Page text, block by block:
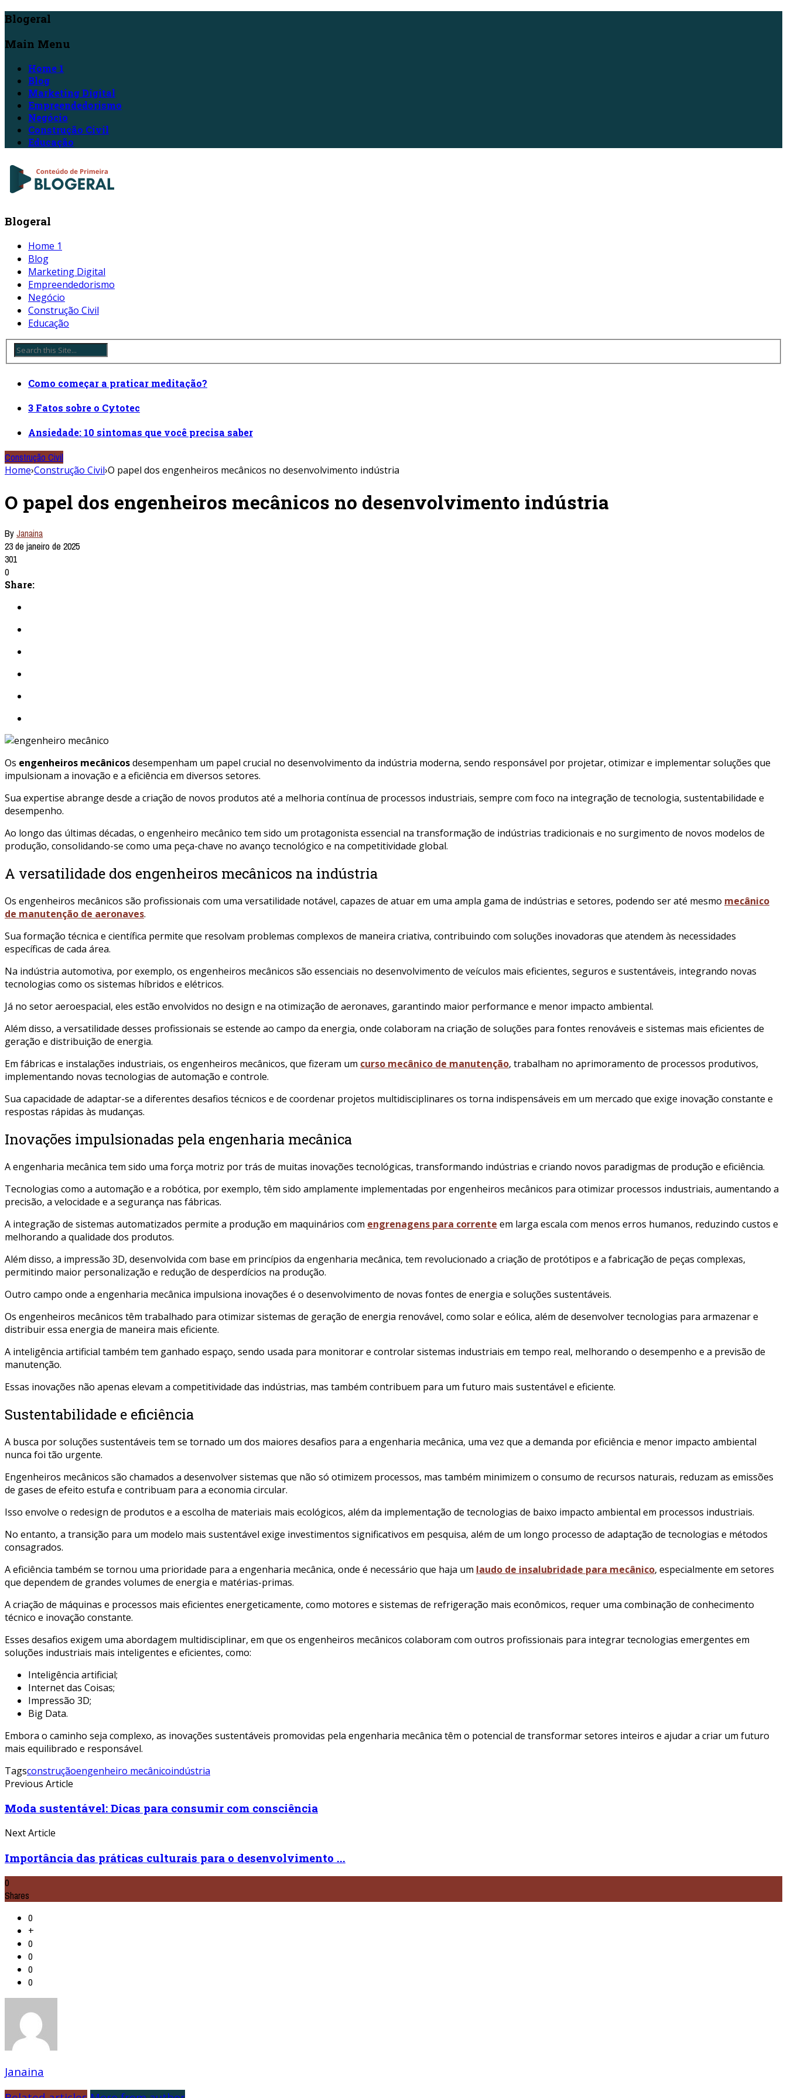
Blogeral
Main Menu
Home 1
Blog
Marketing Digital
Empreendedorismo
Negócio
Construção Civil
Educação
Blogeral
Home 1
Blog
Marketing Digital
Empreendedorismo
Negócio
Construção Civil
Educação
Como começar a praticar meditação?
3 Fatos sobre o Cytotec
Ansiedade: 10 sintomas que você precisa saber
Construção Civil
Home›Construção Civil›O papel dos engenheiros mecânicos no desenvolvimento indústria
O papel dos engenheiros mecânicos no desenvolvimento indústria
ByJanaina
23 de janeiro de 2025
301
0
Share:
Os engenheiros mecânicosdesempenham um papel crucial no desenvolvimento da indústria moderna, sendo responsável por projetar, otimizar e implementar soluções que
impulsionam a inovação e a eficiência em diversos setores.
Sua expertise abrange desde a criação de novos produtos até a melhoria contínua de processos industriais, sempre com foco na integração de tecnologia, sustentabilidade e
desempenho.
Ao longo das últimas décadas, o engenheiro mecânico tem sido um protagonista essencial na transformação de indústrias tradicionais e no surgimento de novos modelos de
produção, consolidando-se como uma peça-chave no avanço tecnológico e na competitividade global.
A versatilidade dos engenheiros mecânicos na indústria
Os engenheiros mecânicos são profissionais com uma versatilidade notável, capazes de atuar em uma ampla gama de indústrias e setores, podendo ser até mesmo mecânico
de manutenção de aeronaves.
Sua formação técnica e científica permite que resolvam problemas complexos de maneira criativa, contribuindo com soluções inovadoras que atendem às necessidades
específicas de cada área.
Na indústria automotiva, por exemplo, os engenheiros mecânicos são essenciais no desenvolvimento de veículos mais eficientes, seguros e sustentáveis, integrando novas
tecnologias como os sistemas híbridos e elétricos.
Já no setor aeroespacial, eles estão envolvidos no design e na otimização de aeronaves, garantindo maior performance e menor impacto ambiental.
Além disso, a versatilidade desses profissionais se estende ao campo da energia, onde colaboram na criação de soluções para fontes renováveis e sistemas mais eficientes de
geração e distribuição de energia.
Em fábricas e instalações industriais, os engenheiros mecânicos, que fizeram um curso mecânico de manutenção, trabalham no aprimoramento de processos produtivos,
implementando novas tecnologias de automação e controle.
Sua capacidade de adaptar-se a diferentes desafios técnicos e de coordenar projetos multidisciplinares os torna indispensáveis em um mercado que exige inovação constante e
respostas rápidas às mudanças.
Inovações impulsionadas pela engenharia mecânica
A engenharia mecânica tem sido uma força motriz por trás de muitas inovações tecnológicas, transformando indústrias e criando novos paradigmas de produção e eficiência.
Tecnologias como a automação e a robótica, por exemplo, têm sido amplamente implementadas por engenheiros mecânicos para otimizar processos industriais, aumentando a
precisão, a velocidade e a segurança nas fábricas.
A integração de sistemas automatizados permite a produção em maquinários com engrenagens para corrente em larga escala com menos erros humanos, reduzindo custos e
melhorando a qualidade dos produtos.
Além disso, a impressão 3D, desenvolvida com base em princípios da engenharia mecânica, tem revolucionado a criação de protótipos e a fabricação de peças complexas,
permitindo maior personalização e redução de desperdícios na produção.
Outro campo onde a engenharia mecânica impulsiona inovações é o desenvolvimento de novas fontes de energia e soluções sustentáveis.
Os engenheiros mecânicos têm trabalhado para otimizar sistemas de geração de energia renovável, como solar e eólica, além de desenvolver tecnologias para armazenar e
distribuir essa energia de maneira mais eficiente.
A inteligência artificial também tem ganhado espaço, sendo usada para monitorar e controlar sistemas industriais em tempo real, melhorando o desempenho e a previsão de
manutenção.
Essas inovações não apenas elevam a competitividade das indústrias, mas também contribuem para um futuro mais sustentável e eficiente.
Sustentabilidade e eficiência
A busca por soluções sustentáveis tem se tornado um dos maiores desafios para a engenharia mecânica, uma vez que a demanda por eficiência e menor impacto ambiental
nunca foi tão urgente.
Engenheiros mecânicos são chamados a desenvolver sistemas que não só otimizem processos, mas também minimizem o consumo de recursos naturais, reduzam as emissões
de gases de efeito estufa e contribuam para a economia circular.
Isso envolve o redesign de produtos e a escolha de materiais mais ecológicos, além da implementação de tecnologias de baixo impacto ambiental em processos industriais.
No entanto, a transição para um modelo mais sustentável exige investimentos significativos em pesquisa, além de um longo processo de adaptação de tecnologias e métodos
consagrados.
A eficiência também se tornou uma prioridade para a engenharia mecânica, onde é necessário que haja um laudo de insalubridade para mecânico, especialmente em setores
que dependem de grandes volumes de energia e matérias-primas.
A criação de máquinas e processos mais eficientes energeticamente, como motores e sistemas de refrigeração mais econômicos, requer uma combinação de conhecimento
técnico e inovação constante.
Esses desafios exigem uma abordagem multidisciplinar, em que os engenheiros mecânicos colaboram com outros profissionais para integrar tecnologias emergentes em
soluções industriais mais inteligentes e eficientes, como:
Inteligência artificial;
Internet das Coisas;
Impressão 3D;
Big Data.
Embora o caminho seja complexo, as inovações sustentáveis promovidas pela engenharia mecânica têm o potencial de transformar setores inteiros e ajudar a criar um futuro
mais equilibrado e responsável.
Tagsconstruçãoengenheiro mecânicoindústria
Previous Article
Moda sustentável: Dicas para consumir com consciência
Next Article
Importância das práticas culturais para o desenvolvimento ...
0
Shares
0
+
0
0
0
0
Janaina